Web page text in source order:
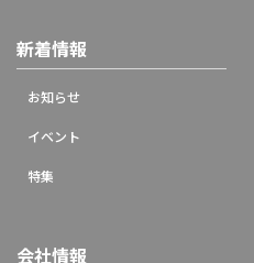
新着情報
お知らせ
イベント
特集
会社情報